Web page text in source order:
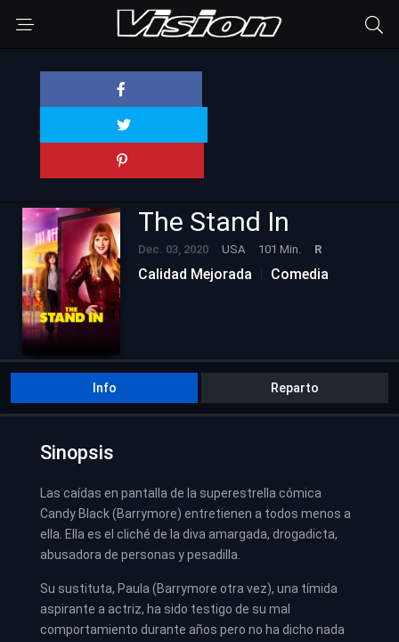
The Stand In
Dec. 03, 2020 USA 101 Min. R
Calidad Mejorada Comedia
Info Reparto
Sinopsis
Las caídas en pantalla de la superestrella cómica
Candy Black (Barrymore) entretienen a todos menos a
ella. Ella es el cliché de la diva amargada, drogadicta,
abusadora de personas y pesadilla.
Su sustituta, Paula (Barrymore otra vez), una tímida
aspirante a actriz, ha sido testigo de su mal
comportamiento durante años pero no ha dicho nada